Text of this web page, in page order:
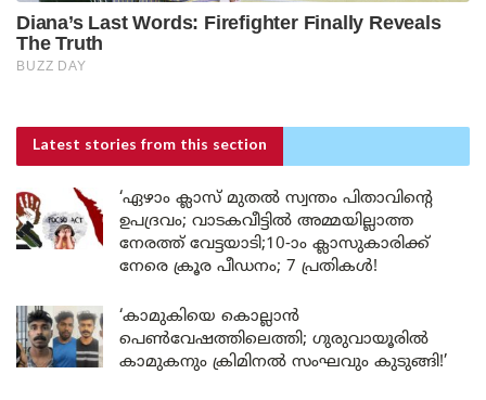
Latest stories from this section
‘ഏഴാം ക്ലാസ് മുതൽ സ്വന്തം പിതാവിന്റെ
ഉപദ്രവം; വാടകവീട്ടിൽ അമ്മയില്ലാത്ത
നേരത്ത് വേട്ടയാടി;10-ാം ക്ലാസുകാരിക്ക്
നേരെ ക്രൂര പീഡനം; 7 പ്രതികൾ!
‘കാമുകിയെ കൊല്ലാൻ
പെൺവേഷത്തിലെത്തി; ഗുരുവായൂരിൽ
കാമുകനും ക്രിമിനൽ സംഘവും കുടുങ്ങി!’